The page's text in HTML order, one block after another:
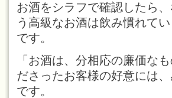
お酒をシラフで確認したら
う高級なお酒は飲み慣れて
です。
「お酒は、分相応の廉価な
ださったお客様の好意には
です。